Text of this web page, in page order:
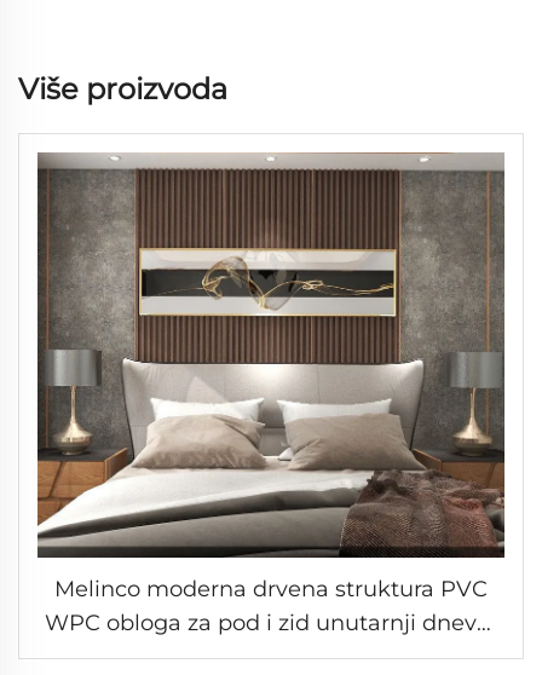
Više proizvoda
Melinco moderna drvena struktura PVC
WPC obloga za pod i zid unutarnji dnevni
boravak hotel/stan ploča za zid vruća